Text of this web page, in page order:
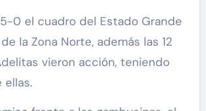
0 el cuadro del Estado Grande
la Zona Norte, además las 12
vieron acción, teniendo
ellas.